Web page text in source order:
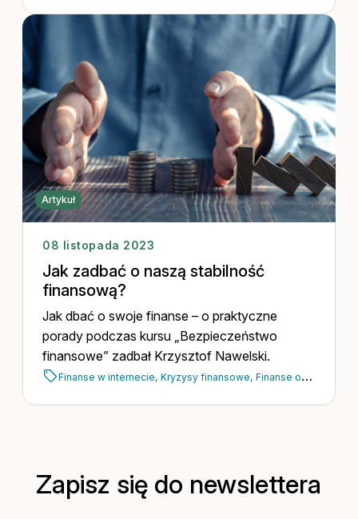
Artykuł
08 listopada 2023
Jak zadbać o naszą stabilność
finansową?
Jak dbać o swoje finanse – o praktyczne
porady podczas kursu „Bezpieczeństwo
finansowe” zadbał Krzysztof Nawelski.
Finanse w internecie, Kryzysy finansowe, Finanse osobiste,
Zapisz się do newslettera